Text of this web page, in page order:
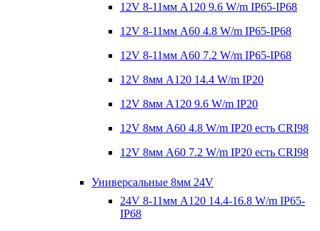
12V 8-11мм A120 9.6 W/m IP65-IP68
12V 8-11мм A60 4.8 W/m IP65-IP68
12V 8-11мм A60 7.2 W/m IP65-IP68
12V 8мм A120 14.4 W/m IP20
12V 8мм A120 9.6 W/m IP20
12V 8мм A60 4.8 W/m IP20 есть CRI98
12V 8мм A60 7.2 W/m IP20 есть CRI98
Универсальные 8мм 24V
24V 8-11мм A120 14.4-16.8 W/m IP65-
IP68